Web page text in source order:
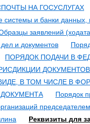
НА ГОСУСЛУГАХ
и банки данных,
заявлений
и документов
ПОРЯДОК ПОДАЧИ В
В ТОМ ЧИСЛЕ В
Порядок
Реквизиты для